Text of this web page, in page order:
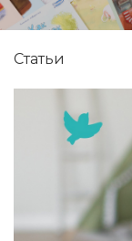
Статьи